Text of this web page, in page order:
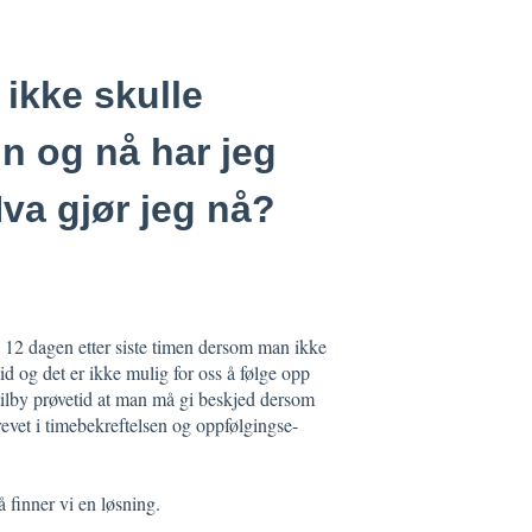
skulle
og nå har jeg
gjør jeg nå?
dagen etter siste timen dersom man ikke
og det er ikke mulig for oss å følge opp
prøvetid at man må gi beskjed dersom
i timebekreftelsen og oppfølgingse-
finner vi en løsning.